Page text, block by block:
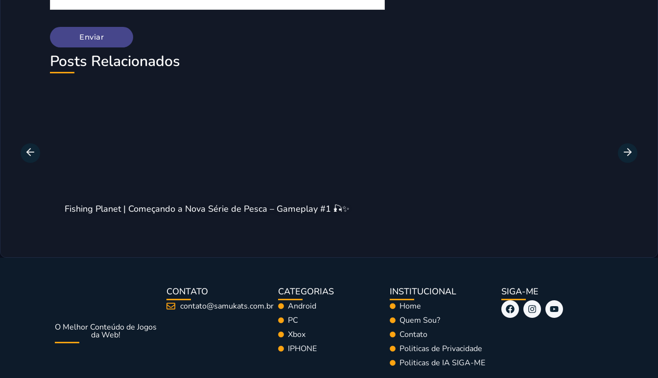
Posts Relacionados
Fishing Planet | Começando a Nova Série de Pesca – Gameplay #1 🎣✨
O Melhor Conteúdo de Jogos
da Web!
CONTATO
contato@samukats.com.br
CATEGORIAS
Android
PC
Xbox
IPHONE
INSTITUCIONAL
Home
Quem Sou?
Contato
Politicas de Privacidade
Politicas de IA SIGA-ME
SIGA-ME